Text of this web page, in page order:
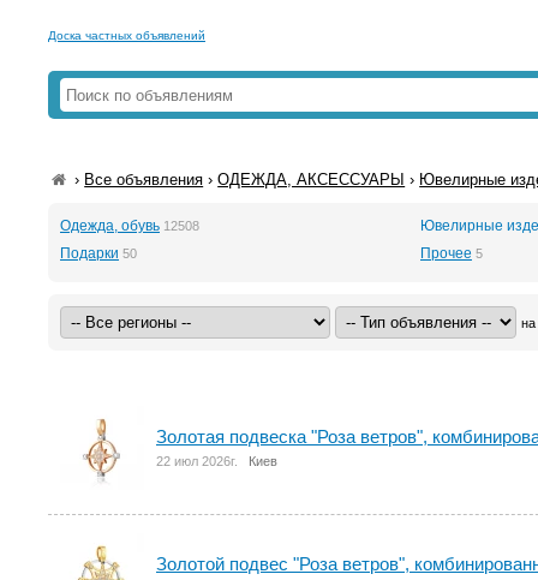
Доска частных объявлений
› Все объявления ›ОДЕЖДА, АКСЕССУАРЫ › Ювелирные
Одежда, обувь 12508
Ювелирные
Подарки 50 Прочее 5
на
Золотая подвеска "Роза ветров",
22 июл 2026г. Киев
Золотой подвес "Роза ветров",